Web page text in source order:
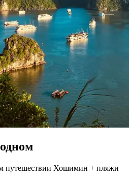
путешествии Хошимин + пляжи